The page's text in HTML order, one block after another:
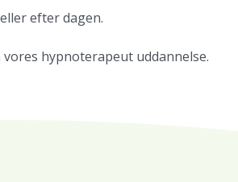
efter dagen.
hypnoterapeut uddannelse.